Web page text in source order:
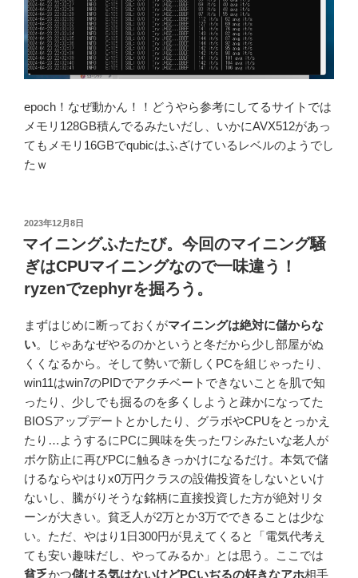
epoch！なぜ動かん！！どうやら参考にしてるサイトでは
メモリ128GB積んでるみたいだし、いかにAVX512があっ
てもメモリ16GBでqubicはふざけているレベルのようでし
たｗ
投
日:
2023年12月8日
マイニングふたたび。今回のマイニング騒
ぎはCPUマイニングなので一味違う！
ryzenでzephyrを掘ろう。
まずはじめに断っておくがマイニングは絶対に儲からな
い。じゃあなぜやるのかというと冬だから少し部屋がぬ
くくなるから。そして勢いで新しくPCを組じゃったり、
win11はwin7のPIDでアクチベートできないことを肌で知
ったり、少しでも掘るのを多くしようと疎かになってた
BIOSアップデートとかしたり、グラボやCPUをとっかえ
たり…ようするにPCに興味を失ったワシみたいな老人が
ボケ防止に再びPCに触るきっかけになるだけ。本気で儲
けるならやはりx0万円クラスの設備投資をしないといけ
ないし、騰がりそうな銘柄に直接投資した方が絶対リタ
ーンが大きい。貧乏人が2万とか3万でできることは少な
い。ただ、やはり1日300円が見えてくると「電気代考え
ても安い趣味だし、やってみるか」とは思う。ここでは
貧乏かつ儲ける気はないけどPCいぢるの好きなアホ相手